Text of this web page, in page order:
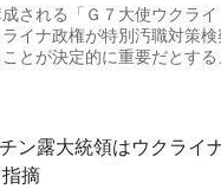
される「Ｇ７大使ウクライ
イナ政権が特別汚職対策検
とが決定的に重要だとする
ン露大統領はウクライ
摘